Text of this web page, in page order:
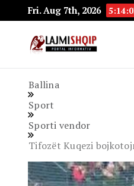
Fri. Aug 7th, 2026
Ballina
Sport
Sporti vendor
Tifozët Kuqezi